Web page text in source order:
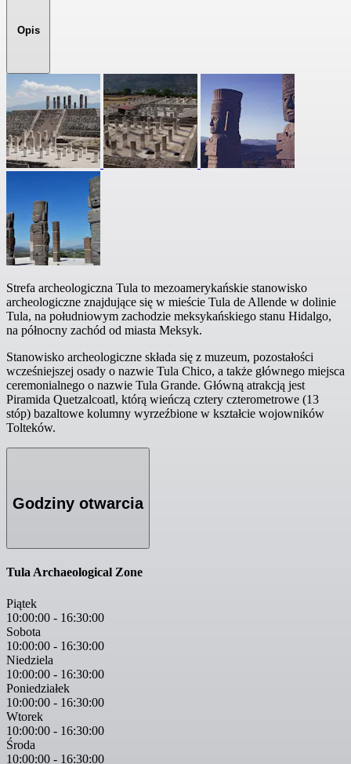
Opis
Strefa archeologiczna Tula to mezoamerykańskie stanowisko
archeologiczne znajdujące się w mieście Tula de Allende w dolinie
Tula, na południowym zachodzie meksykańskiego stanu Hidalgo,
na północny zachód od miasta Meksyk.
Stanowisko archeologiczne składa się z muzeum, pozostałości
wcześniejszej osady o nazwie Tula Chico, a także głównego miejsca
ceremonialnego o nazwie Tula Grande. Główną atrakcją jest
Piramida Quetzalcoatl, którą wieńczą cztery czterometrowe (13
stóp) bazaltowe kolumny wyrzeźbione w kształcie wojowników
Tolteków.
Godziny otwarcia
Tula Archaeological Zone
Piątek
10:00:00 - 16:30:00
Sobota
10:00:00 - 16:30:00
Niedziela
10:00:00 - 16:30:00
Poniedziałek
10:00:00 - 16:30:00
Wtorek
10:00:00 - 16:30:00
Środa
10:00:00 - 16:30:00